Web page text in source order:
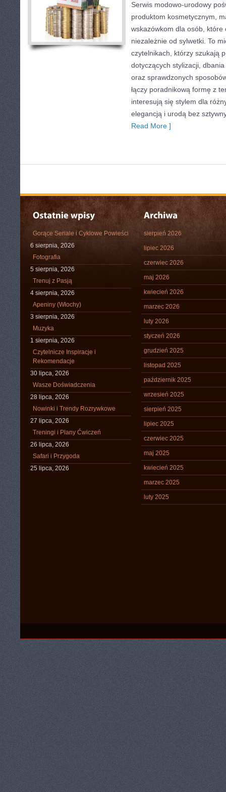
Serwis modowo-urodowy
produktom kosmetycznym,
wskazówkom dla osób, które
niezależnie od sylwetki. To
czytelnikach, którzy szukają
dotyczących stylizacji,
oraz sprawdzonych
łączy poradnikową formę z
interesują się stylem dla
elegancją i urodą bez
Read More ]
Gorące Seriale i Cyklowe Powieści
6 sierpnia, 2026
Fotografia
5 sierpnia, 2026
Trenuj z Pasją
4 sierpnia, 2026
Apeniny (Włochy)
3 sierpnia, 2026
Muzyka
1 sierpnia, 2026
Czytelnicze Inspiracje i
Rekomendacje
30 lipca, 2026
Wasze Doświadczenia
28 lipca, 2026
Nowinki i Trendy Rozrywkowe
27 lipca, 2026
Treningi i Plany Ćwiczeń
26 lipca, 2026
Safari i Przygoda
25 lipca, 2026
sierpień 2026
lipiec 2026
czerwiec 2026
maj 2026
kwiecień 2026
marzec 2026
luty 2026
styczeń 2026
grudzień 2025
listopad 2025
październik 2025
wrzesień 2025
sierpień 2025
lipiec 2025
czerwiec 2025
maj 2025
kwiecień 2025
marzec 2025
luty 2025